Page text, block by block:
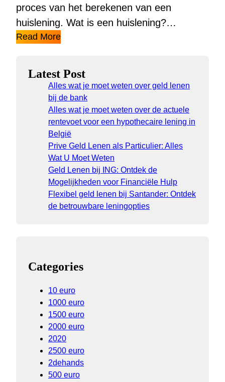
proces van het berekenen van een
huislening. Wat is een huislening?…
Read More
Latest Post
Alles wat je moet weten over geld lenen
bij de bank
Alles wat je moet weten over de actuele
rentevoet voor een hypothecaire lening in
België
Prive Geld Lenen als Particulier: Alles
Wat U Moet Weten
Geld Lenen bij ING: Ontdek de
Mogelijkheden voor Financiële Hulp
Flexibel geld lenen bij Santander: Ontdek
de betrouwbare leningopties
Categories
10 euro
1000 euro
1500 euro
2000 euro
2020
2500 euro
2dehands
500 euro